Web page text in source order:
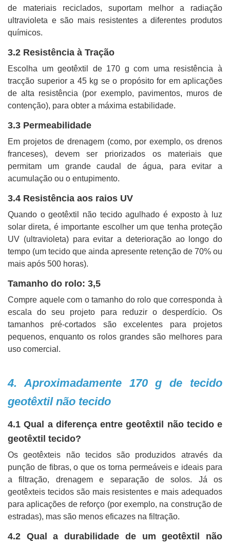
de materiais reciclados, suportam melhor a radiação
ultravioleta e são mais resistentes a diferentes produtos
químicos.
3.2 Resistência à Tração
Escolha um geotêxtil de 170 g com uma resistência à
tracção superior a 45 kg se o propósito for em aplicações
de alta resistência (por exemplo, pavimentos, muros de
contenção), para obter a máxima estabilidade.
3.3 Permeabilidade
Em projetos de drenagem (como, por exemplo, os drenos
franceses), devem ser priorizados os materiais que
permitam um grande caudal de água, para evitar a
acumulação ou o entupimento.
3.4 Resistência aos raios UV
Quando o geotêxtil não tecido agulhado é exposto à luz
solar direta, é importante escolher um que tenha proteção
UV (ultravioleta) para evitar a deterioração ao longo do
tempo (um tecido que ainda apresente retenção de 70% ou
mais após 500 horas).
Tamanho do rolo: 3,5
Compre aquele com o tamanho do rolo que corresponda à
escala do seu projeto para reduzir o desperdício. Os
tamanhos pré-cortados são excelentes para projetos
pequenos, enquanto os rolos grandes são melhores para
uso comercial.
4. Aproximadamente 170 g de tecido
geotêxtil não tecido
4.1 Qual a diferença entre geotêxtil não tecido e
geotêxtil tecido?
Os geotêxteis não tecidos são produzidos através da
punção de fibras, o que os torna permeáveis ​​e ideais para
a filtração, drenagem e separação de solos. Já os
geotêxteis tecidos são mais resistentes e mais adequados
para aplicações de reforço (por exemplo, na construção de
estradas), mas são menos eficazes na filtração.
4.2 Qual a durabilidade de um geotêxtil não